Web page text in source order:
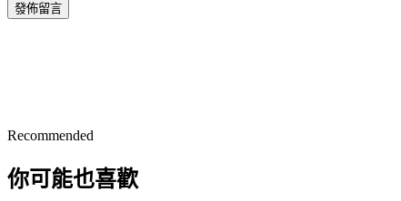
發佈留言
Recommended
你可能也喜歡